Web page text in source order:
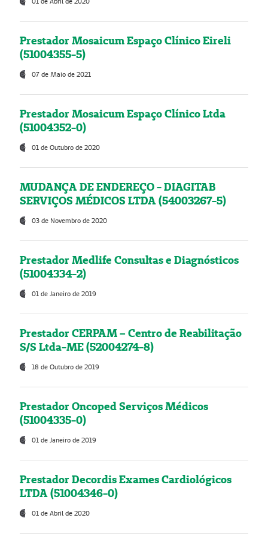
Prestador Mosaicum Espaço Clínico Eireli
(51004355-5)
07 de Maio de 2021
Prestador Mosaicum Espaço Clínico Ltda
(51004352-0)
01 de Outubro de 2020
MUDANÇA DE ENDEREÇO - DIAGITAB
SERVIÇOS MÉDICOS LTDA (54003267-5)
03 de Novembro de 2020
Prestador Medlife Consultas e Diagnósticos
(51004334-2)
01 de Janeiro de 2019
Prestador CERPAM – Centro de Reabilitação
S/S Ltda-ME (52004274-8)
18 de Outubro de 2019
Prestador Oncoped Serviços Médicos
(51004335-0)
01 de Janeiro de 2019
Prestador Decordis Exames Cardiológicos
LTDA (51004346-0)
01 de Abril de 2020